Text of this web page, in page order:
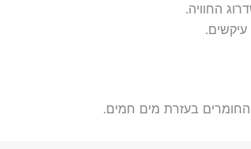
החוויה.
בעזרת מים חמים.